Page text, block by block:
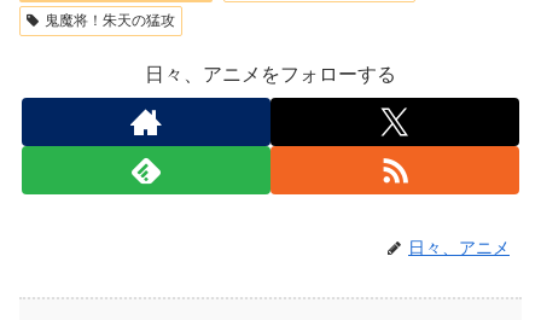
鬼魔将！朱天の猛攻
日々、アニメをフォローする
日々、アニメ